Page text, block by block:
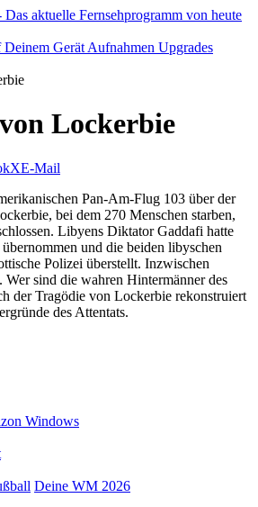
Gerät Aufnahmen Upgrades
Lockerbie
XE-Mail
Pan-Am-Flug 103 über der
bei dem 270 Menschen starben,
Libyens Diktator Gaddafi hatte
und die beiden libyschen
Polizei überstellt. Inzwischen
sind die wahren Hintermänner des
der Tragödie von Lockerbie rekonstruiert
des Attentats.
Windows
Deine WM 2026